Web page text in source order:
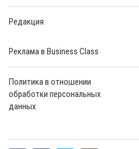
Редакция
Реклама в Business Class
Политика в отношении
обработки персональных
данных